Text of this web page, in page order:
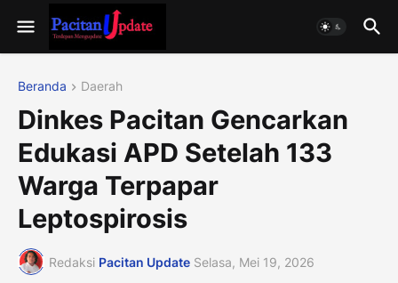
Beranda Daerah
Dinkes Pacitan Gencarkan
Edukasi APD Setelah 133
Warga Terpapar
Leptospirosis
Redaksi Pacitan Update Selasa, Mei 19, 2026